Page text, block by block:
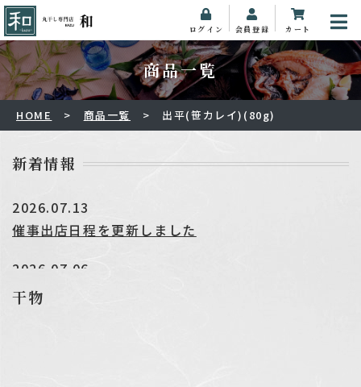
ログイン 会員登録 カート
HOME 商品一覧 出平(笹カレイ)(80g)
新着情報
2026.07.13
催事出店日程を更新しました
2026.07.06
★☆★夏季休業のお知らせ★☆★
干物